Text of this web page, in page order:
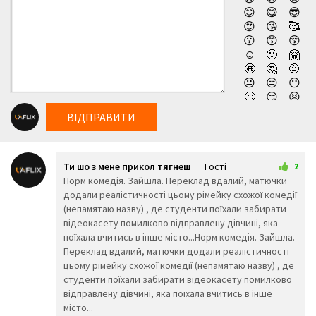
справжній хаос, поки група підлітків прямує назустріч по-
справжньому шаленим та захоплюючим пригодам.
Попереду на юних головних героїв очікує надзвичайно
яскрава та дійсно шалена пригода всього їхнього життя.
Чи готові вони піти на певний ризик, щоб вдало
завершити розпочату місію, залишається лише чекати.
Дивитись новий фільм компанії Нетфлікс Супер Драйвер
високій якості!
😊
😋
😎
😍
😘
🥰
😗
😙
😚
☺️
🙂
🤗
🤩
🤔
🤨
😐
😑
😶
🙄
😏
😣
😔
😕
🙃
😲
☹️
🙁
😖
😞
😤
😢
😦
😧
😨
😩
🤯
😰
😱
🥵
🥶
😳
🤪
😵
😡
ВІДПРАВИТИ
Ти шо з мене прикол тягнеш
Гості
27 трав 2026 02:10
2
Норм комедія. Зайшла. Переклад вдалий, матючки
додали реалістичності цьому рімейку схожої комедії
(непамятаю назву) , де студенти поїхали забирати
відеокасету помилково відправлену дівчині, яка
поїхала вчитись в інше місто...Норм комедія. Зайшла.
Переклад вдалий, матючки додали реалістичності
цьому рімейку схожої комедії (непамятаю назву) , де
студенти поїхали забирати відеокасету помилково
відправлену дівчині, яка поїхала вчитись в інше
місто...